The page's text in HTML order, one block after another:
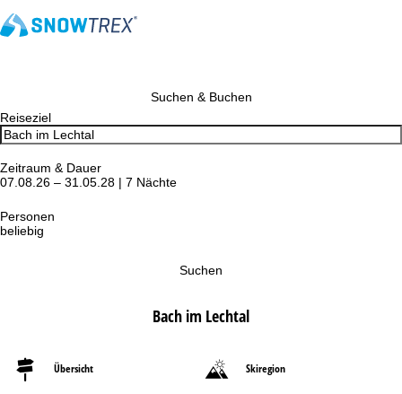
Suchen & Buchen
Reiseziel
Zeitraum & Dauer
07.08.26 – 31.05.28 | 7 Nächte
Personen
beliebig
Suchen
Bach im Lechtal
Übersicht Skiregion